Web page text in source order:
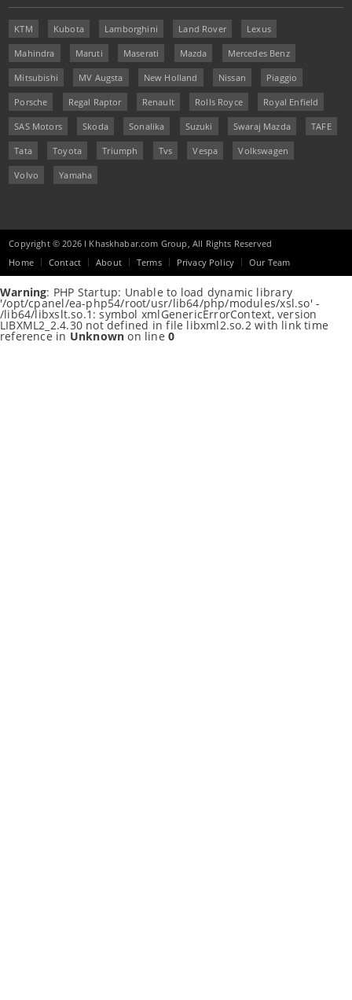
KTM Kubota Lamborghini Land Rover Lexus
Mahindra Maruti Maserati Mazda Mercedes Benz
Mitsubishi MV Augsta New Holland Nissan Piaggio
Porsche Regal Raptor Renault Rolls Royce Royal Enfield
SAS Motors Skoda Sonalika Suzuki Swaraj Mazda TAFE
Tata Toyota Triumph Tvs Vespa Volkswagen
Volvo Yamaha
Copyright © 2026 I Khaskhabar.com Group, All Rights Reserved
Home
Contact About Terms Privacy Policy Our Team
Warning: PHP Startup: Unable to load dynamic library
'/opt/cpanel/ea-php54/root/usr/lib64/php/modules/xsl.so' -
/lib64/libxslt.so.1: symbol xmlGenericErrorContext, version
LIBXML2_2.4.30 not defined in file libxml2.so.2 with link time
reference in Unknown on line0